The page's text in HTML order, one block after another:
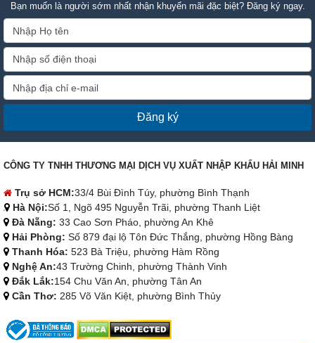
Bạn muốn là người sớm nhất nhận khuyến mãi đặc biệt? Đăng ký ngay.
Đăng ký
CÔNG TY TNHH THƯƠNG MẠI DỊCH VỤ XUẤT NHẬP KHẨU HẢI MINH
Trụ sở HCM:33/4 Bùi Đình Túy, phường Bình Thạnh
Hà Nội:Số 1, Ngõ 495 Nguyễn Trãi, phường Thanh Liệt
Đà Nẵng: 33 Cao Sơn Pháo, phường An Khê
Hải Phòng: Số 879 đại lộ Tôn Đức Thắng, phường Hồng Bàng
Thanh Hóa: 523 Bà Triệu, phường Hàm Rồng
Nghệ An:43 Trường Chinh, phường Thành Vinh
Đắk Lắk:154 Chu Văn An, phường Tân An
Cần Thơ: 285 Võ Văn Kiệt, phường Bình Thủy